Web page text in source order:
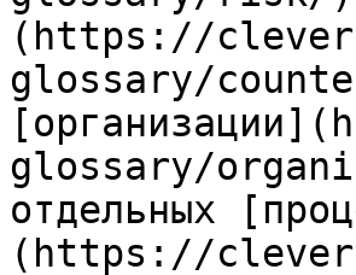
(https://
glossary/
glossary/
отдельных
(https://